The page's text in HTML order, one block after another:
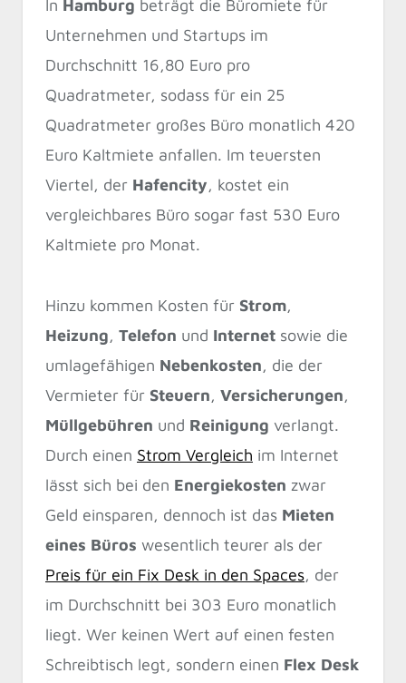
In Hamburg beträgt die Büromiete für
Unternehmen und Startups im
Durchschnitt 16,80 Euro pro
Quadratmeter, sodass für ein 25
Quadratmeter großes Büro monatlich 420
Euro Kaltmiete anfallen. Im teuersten
Viertel, der Hafencity, kostet ein
vergleichbares Büro sogar fast 530 Euro
Kaltmiete pro Monat.
Hinzu kommen Kosten für Strom,
Heizung, Telefon und Internet sowie die
umlagefähigen Nebenkosten, die der
Vermieter für Steuern, Versicherungen,
Müllgebühren und Reinigung verlangt.
Durch einen Strom Vergleich im Internet
lässt sich bei den Energiekosten zwar
Geld einsparen, dennoch ist das Mieten
eines Büros wesentlich teurer als der
Preis für ein Fix Desk in den Spaces, der
im Durchschnitt bei 303 Euro monatlich
liegt. Wer keinen Wert auf einen festen
Schreibtisch legt, sondern einen Flex Desk